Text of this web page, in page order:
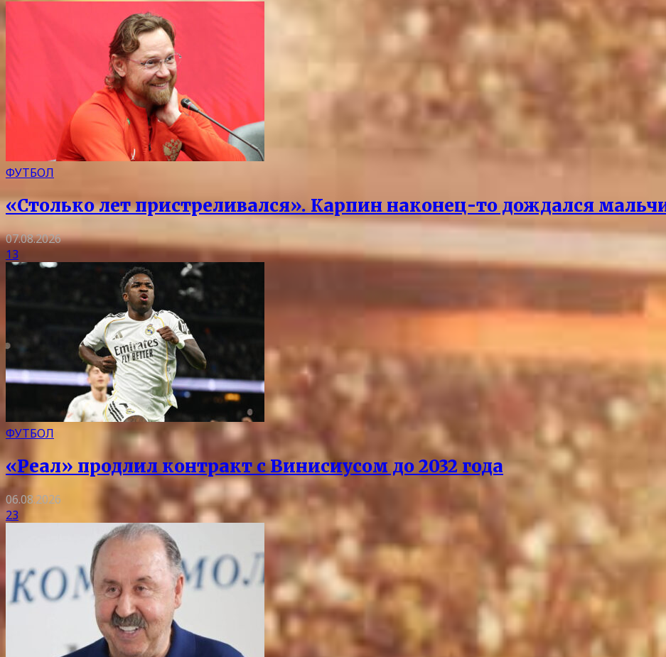
ФУТБОЛ
«Столько лет пристреливался». Карпин наконец-то дождался
07.08.2026
13
ФУТБОЛ
«Реал» продлил контракт с Винисиусом до 2032 года
06.08.2026
23